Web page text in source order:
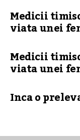
Medicii
viata unei
Medicii
viata unei
Inca o